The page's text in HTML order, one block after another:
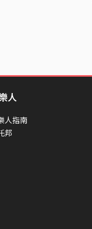
人
人指南
邦